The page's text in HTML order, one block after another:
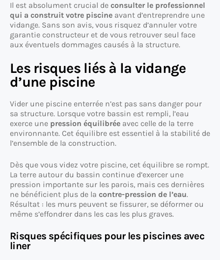
Il est absolument crucial de consulter le professionnel
qui a construit votre piscine avant d’entreprendre une
vidange. Sans son avis, vous risquez d’annuler votre
garantie constructeur et de vous retrouver seul face
aux éventuels dommages causés à la structure.
Les risques liés à la vidange
d’une piscine
Vider une piscine enterrée n’est pas sans danger pour
sa structure. Lorsque votre bassin est rempli, l’eau
exerce une pression équilibrée avec celle de la terre
environnante. Cet équilibre est essentiel à la stabilité de
l’ensemble de la construction.
Dès que vous videz votre piscine, cet équilibre se rompt.
La terre autour du bassin continue d’exercer une
pression importante sur les parois, mais ces dernières
ne bénéficient plus de la contre-pression de l’eau.
Résultat : les murs peuvent se fissurer, se déformer ou
même s’effondrer dans les cas les plus graves.
Risques spécifiques pour les piscines avec
liner